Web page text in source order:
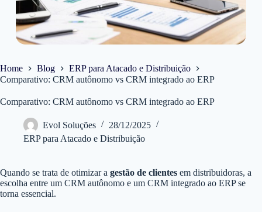
Home Blog
ERP para Atacado e Distribuição
Comparativo: CRM autônomo vs CRM integrado ao ERP
Comparativo: CRM autônomo vs CRM integrado ao ERP
Evol Soluções
28/12/2025
ERP para Atacado e Distribuição
Quando se trata de otimizar a gestão de clientes em distribuidoras, a
escolha entre um CRM autônomo e um CRM integrado ao ERP se
torna essencial.